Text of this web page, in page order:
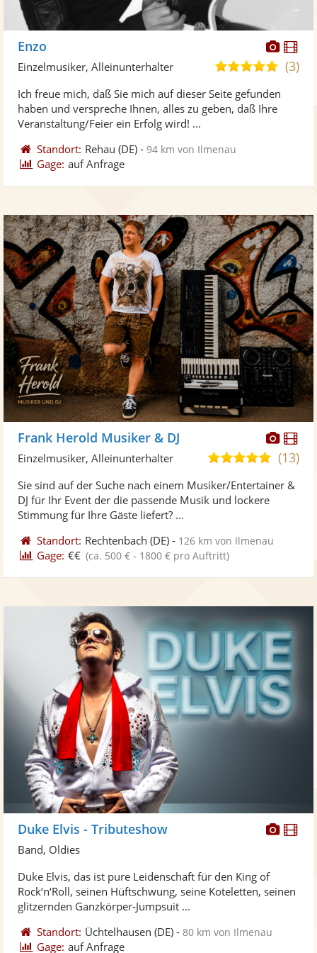
Enzo
5,0
5
(3)
Einzelmusiker, Alleinunterhalter
Ich freue mich, daß Sie mich auf dieser Seite gefunden
haben und verspreche Ihnen, alles zu geben, daß Ihre
Veranstaltung/Feier ein Erfolg wird! ...
Standort: Rehau (DE) -94 km von Ilmenau
Gage: auf Anfrage
Fotos
Frank Herold Musiker & DJ
4,9
5
(13)
Einzelmusiker, Alleinunterhalter
Sie sind auf der Suche nach einem Musiker/Entertainer &
DJ für Ihr Event der die passende Musik und lockere
Stimmung für Ihre Gäste liefert? ...
Standort: Rechtenbach (DE) - 126 km von Ilmenau
Gage: €€ (ca. 500 € - 1800 € pro Auftritt)
Duke Elvis - Tributeshow
Band, Oldies
Duke Elvis, das ist pure Leidenschaft für den King of
Rock‘n‘Roll, seinen Hüftschwung, seine Koteletten, seinen
glitzernden Ganzkörper-Jumpsuit ...
Standort: Üchtelhausen (DE) -80 km von Ilmenau
Gage: auf Anfrage